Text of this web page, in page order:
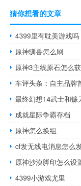
猜你想看的文章
4399里有耽美游戏吗
原神驯兽怎么刷
原神3主线原石怎么
车评头条：自主品牌
最终幻想14武士和镰
成就星际争霸存档
原神怎么换组
cf发无线电消息怎么
原神沙漠脚印怎么设
4399小游戏尤里